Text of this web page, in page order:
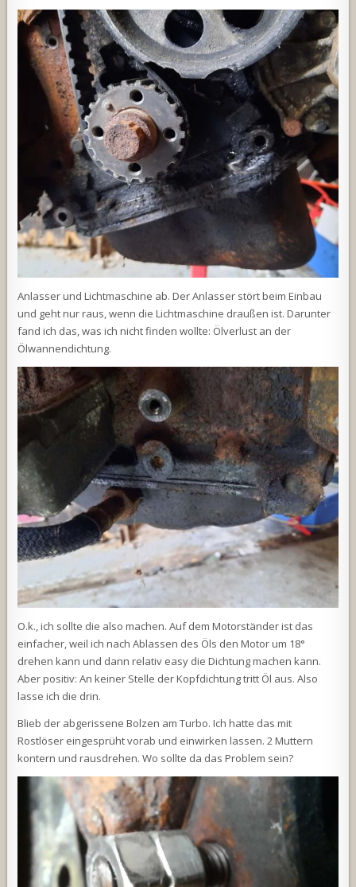
Anlasser und Lichtmaschine ab. Der Anlasser stört beim Einbau
und geht nur raus, wenn die Lichtmaschine draußen ist. Darunter
fand ich das, was ich nicht finden wollte: Ölverlust an der
Ölwannendichtung.
O.k., ich sollte die also machen. Auf dem Motorständer ist das
einfacher, weil ich nach Ablassen des Öls den Motor um 18°
drehen kann und dann relativ easy die Dichtung machen kann.
Aber positiv: An keiner Stelle der Kopfdichtung tritt Öl aus. Also
lasse ich die drin.
Blieb der abgerissene Bolzen am Turbo. Ich hatte das mit
Rostlöser eingesprüht vorab und einwirken lassen. 2 Muttern
kontern und rausdrehen. Wo sollte da das Problem sein?